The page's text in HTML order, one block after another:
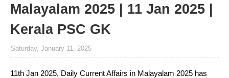
Malayalam 2025 | 11 Jan 2025 |
Kerala PSC GK
Saturday, January 11, 2025
11th Jan 2025, Daily Current Affairs in Malayalam 2025 has